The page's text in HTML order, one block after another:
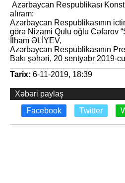
Azərbaycan Respublikası
alıram:
Azərbaycan Respublikasının
görə Nizami Qulu oğlu Cəfərov
İlham ƏLİYEV,
Azərbaycan Respublikasının
Bakı şəhəri, 20 sentyabr 2019-cu
Tarix: 6-11-2019, 18:39
Xəbəri paylaş
Facebook
Twitter